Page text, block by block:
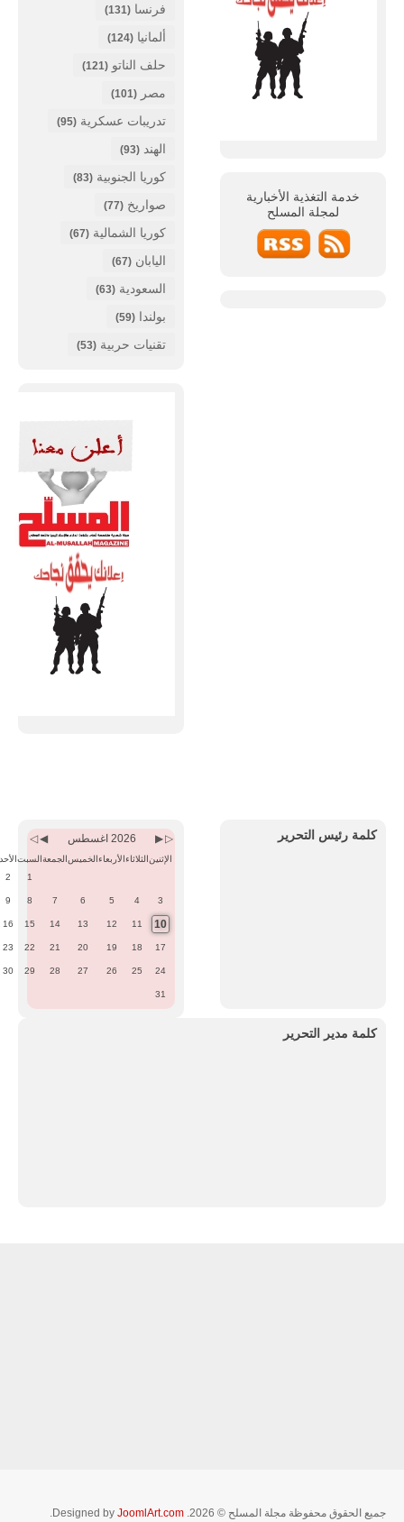
خدمة التغذية الأخبارية
لمجلة المسلح
فرنسا (131)
ألمانيا (124)
حلف الناتو (121)
مصر (101)
تدريبات عسكرية (95)
الهند (93)
كوريا الجنوبية (83)
صواريخ (77)
كوريا الشمالية (67)
اليابان (67)
السعودية (63)
بولندا (59)
تقنيات حربية (53)
كلمة رئيس التحرير
Month
Year
Month2026 اغسطس
الإثنينالثلاثاءالأربعاءالخميسالجمعةالسبتالأحد
1
2
3
4
5
6
7
8
9
10
11
12
13
14
15
16
17
18
19
20
21
22
23
24
25
26
27
28
29
30
31
كلمة مدير التحرير
جميع الحقوق محفوظة مجلة المسلح © 2026. Designed by JoomlArt.com
.